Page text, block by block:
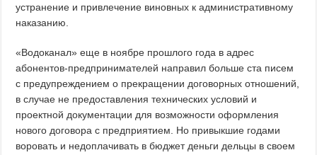
устранение и привлечение виновных к административному
наказанию.
«Водоканал» еще в ноябре прошлого года в адрес
абонентов-предпринимателей направил больше ста писем
с предупреждением о прекращении договорных отношений,
в случае не предоставления технических условий и
проектной документации для возможности оформления
нового договора с предприятием. Но привыкшие годами
воровать и недоплачивать в бюджет деньги дельцы в своем